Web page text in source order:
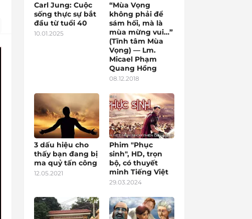
Carl Jung: Cuộc
sống thực sự bắt
đầu từ tuổi 40
10.01.2025
“Mùa Vọng
không phải để
sám hối, mà là
mùa mừng vui…”
(Tĩnh tâm Mùa
Vọng) — Lm.
Micael Phạm
Quang Hồng
08.12.2018
3 dấu hiệu cho
thấy bạn đang bị
ma quỷ tấn công
12.05.2021
Phim "Phục
sinh", HD, trọn
bộ, có thuyết
minh Tiếng Việt
29.03.2024